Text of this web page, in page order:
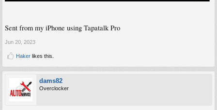
Sent from my iPhone using Tapatalk Pro
Jun 20, 2023
Haker likes this.
dams82
Overclocker